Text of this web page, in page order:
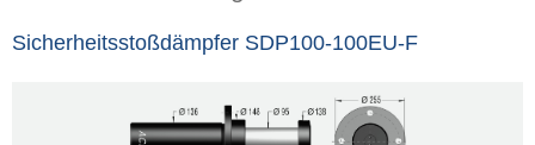
Sicherheitsstoßdämpfer SDP100-100EU-F